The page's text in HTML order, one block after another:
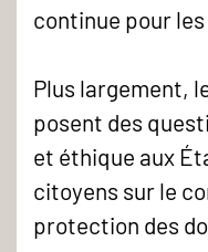
continue pour
Plus largement,
posent des
et éthique aux
citoyens sur le
protection des